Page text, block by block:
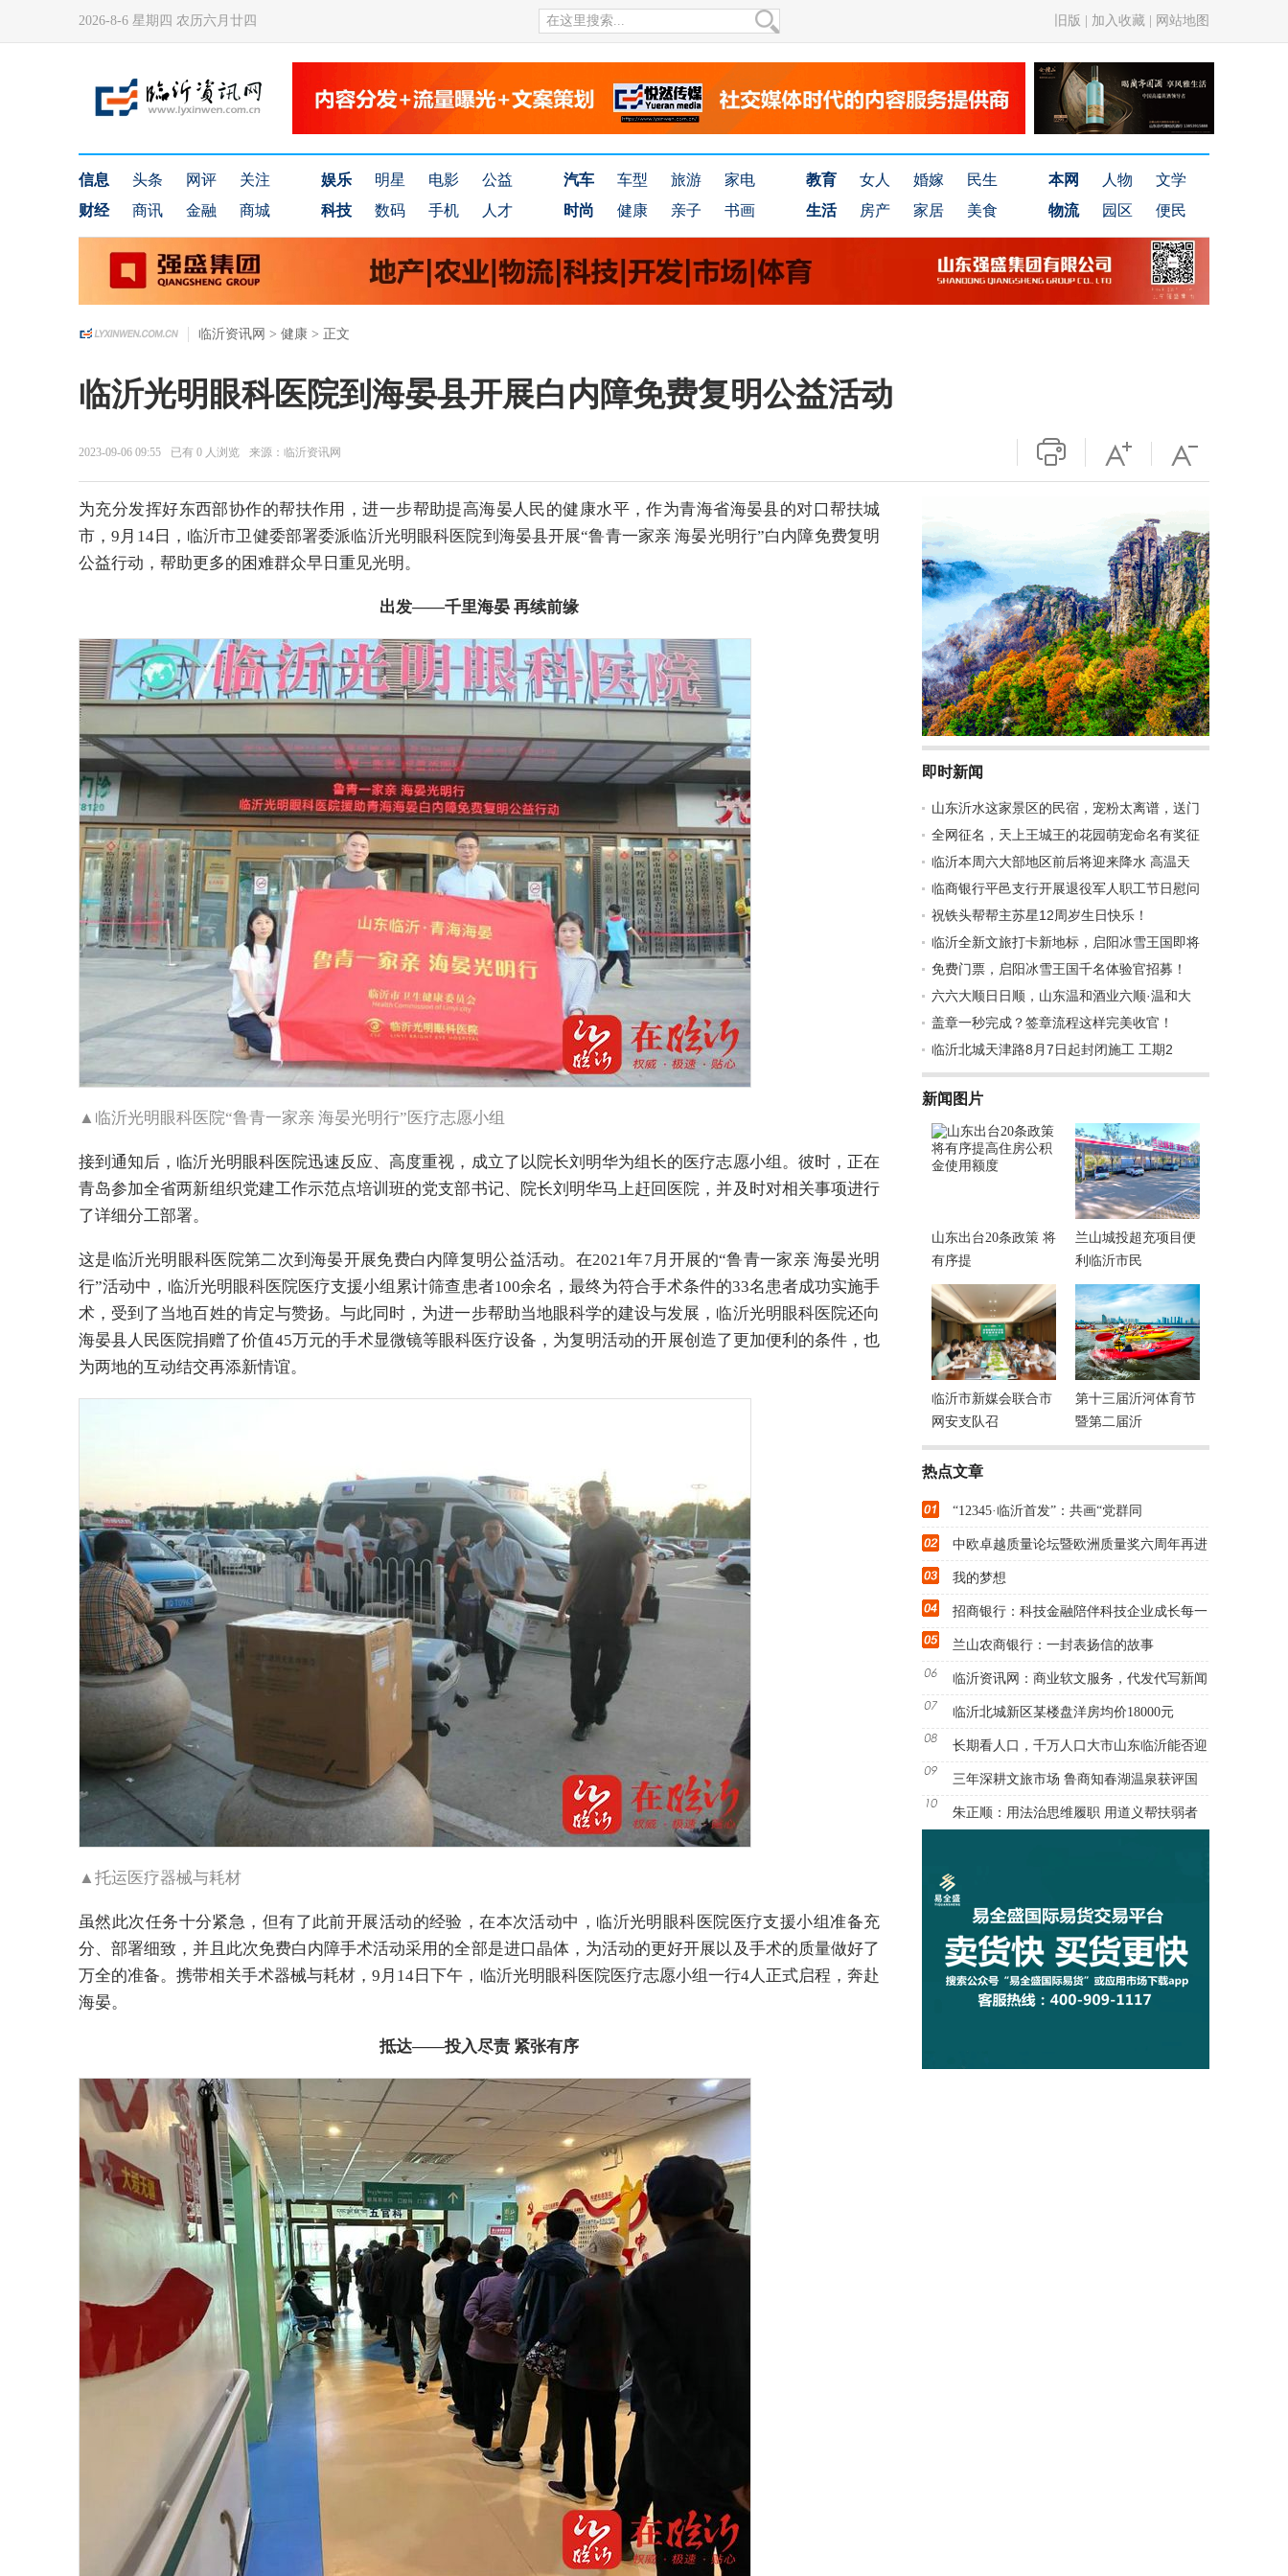
2026-8-6 星期四 农历六月廿四 旧版 加入收藏 网站地图
信息 头条 网评
关注
财经
商讯 金融 商城
娱乐 明星 电影
公益
科技
数码 手机 人才
汽车 车型 旅游
家电
时尚
健康 亲子 书画
教育 女人 婚嫁
民生
生活
房产 家居 美食
本网 人物
文学
物流
园区 便民
临沂资讯网 > 健康 > 正文
临沂光明眼科医院到海晏县开展白内障免费复明公益活动
2023-09-06 09:55 已有 0 人浏览 来源：临沂资讯网
为充分发挥好东西部协作的帮扶作用，进一步帮助提高海晏人民的健康水平，作为青海省海晏县的对口帮扶城
市，9月14日，临沂市卫健委部署委派临沂光明眼科医院到海晏县开展“鲁青一家亲 海晏光明行”白内障免费复明
公益行动，帮助更多的困难群众早日重见光明。
出发——千里海晏 再续前缘
▲临沂光明眼科医院“鲁青一家亲 海晏光明行”医疗志愿小组
接到通知后，临沂光明眼科医院迅速反应、高度重视，成立了以院长刘明华为组长的医疗志愿小组。彼时，正在
青岛参加全省两新组织党建工作示范点培训班的党支部书记、院长刘明华马上赶回医院，并及时对相关事项进行
了详细分工部署。
这是临沂光明眼科医院第二次到海晏开展免费白内障复明公益活动。在2021年7月开展的“鲁青一家亲 海晏光明
行”活动中，临沂光明眼科医院医疗支援小组累计筛查患者100余名，最终为符合手术条件的33名患者成功实施手
术，受到了当地百姓的肯定与赞扬。与此同时，为进一步帮助当地眼科学的建设与发展，临沂光明眼科医院还向
海晏县人民医院捐赠了价值45万元的手术显微镜等眼科医疗设备，为复明活动的开展创造了更加便利的条件，也
为两地的互动结交再添新情谊。
▲托运医疗器械与耗材
虽然此次任务十分紧急，但有了此前开展活动的经验，在本次活动中，临沂光明眼科医院医疗支援小组准备充
分、部署细致，并且此次免费白内障手术活动采用的全部是进口晶体，为活动的更好开展以及手术的质量做好了
万全的准备。携带相关手术器械与耗材，9月14日下午，临沂光明眼科医院医疗志愿小组一行4人正式启程，奔赴
海晏。
抵达——投入尽责 紧张有序
即时新闻
山东沂水这家景区的民宿，宠粉太离谱，送门
全网征名，天上王城王的花园萌宠命名有奖征
临沂本周六大部地区前后将迎来降水 高温天
临商银行平邑支行开展退役军人职工节日慰问
祝铁头帮帮主苏星12周岁生日快乐！
临沂全新文旅打卡新地标，启阳冰雪王国即将
免费门票，启阳冰雪王国千名体验官招募！
六六大顺日日顺，山东温和酒业六顺·温和大
盖章一秒完成？签章流程这样完美收官！
临沂北城天津路8月7日起封闭施工 工期2
新闻图片
山东出台20条政策 将
有序提
兰山城投超充项目便
利临沂市民
临沂市新媒会联合市
网安支队召
第十三届沂河体育节
暨第二届沂
热点文章
“12345·临沂首发”：共画“党群同
中欧卓越质量论坛暨欧洲质量奖六周年再进
我的梦想
招商银行：科技金融陪伴科技企业成长每一
兰山农商银行：一封表扬信的故事
临沂资讯网：商业软文服务，代发代写新闻
临沂北城新区某楼盘洋房均价18000元
长期看人口，千万人口大市山东临沂能否迎
三年深耕文旅市场 鲁商知春湖温泉获评国
朱正顺：用法治思维履职 用道义帮扶弱者